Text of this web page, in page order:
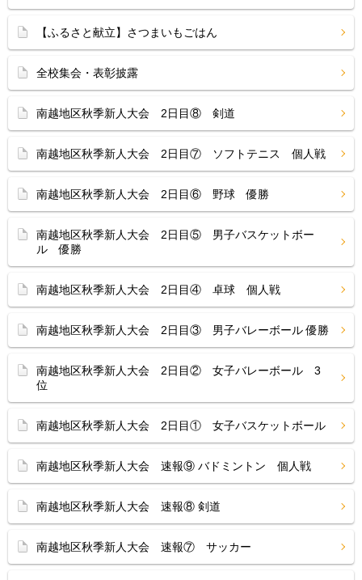
【ふるさと献立】さつまいもごはん
全校集会・表彰披露
南越地区秋季新人大会 2日目⑧ 剣道
南越地区秋季新人大会 2日目⑦ ソフトテニス 個人戦
南越地区秋季新人大会 2日目⑥ 野球 優勝
南越地区秋季新人大会 2日目⑤ 男子バスケットボー
ル 優勝
南越地区秋季新人大会 2日目④ 卓球 個人戦
南越地区秋季新人大会 2日目③ 男子バレーボール 優勝
南越地区秋季新人大会 2日目② 女子バレーボール 3
位
南越地区秋季新人大会 2日目① 女子バスケットボール
南越地区秋季新人大会 速報⑨ バドミントン 個人戦
南越地区秋季新人大会 速報⑧ 剣道
南越地区秋季新人大会 速報⑦ サッカー